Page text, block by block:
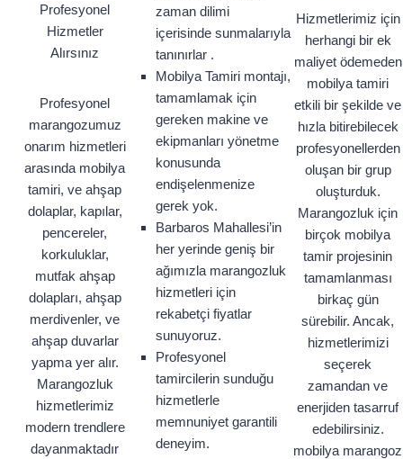
Profesyonel
Hizmetler
Alırsınız
Profesyonel
marangozumuz
onarım hizmetleri
arasında mobilya
tamiri, ve ahşap
dolaplar, kapılar,
pencereler,
korkuluklar,
mutfak ahşap
dolapları, ahşap
merdivenler, ve
ahşap duvarlar
yapma yer alır.
Marangozluk
hizmetlerimiz
modern trendlere
dayanmaktadır
zaman dilimi
içerisinde sunmalarıyla
tanınırlar .
Mobilya Tamiri montajı,
tamamlamak için
gereken makine ve
ekipmanları yönetme
konusunda
endişelenmenize
gerek yok.
Barbaros Mahallesi’in
her yerinde geniş bir
ağımızla marangozluk
hizmetleri için
rekabetçi fiyatlar
sunuyoruz.
Profesyonel
tamircilerin sunduğu
hizmetlerle
memnuniyet garantili
deneyim.
Hizmetlerimiz için
herhangi bir ek
maliyet ödemeden
mobilya tamiri
etkili bir şekilde ve
hızla bitirebilecek
profesyonellerden
oluşan bir grup
oluşturduk.
Marangozluk için
birçok mobilya
tamir projesinin
tamamlanması
birkaç gün
sürebilir. Ancak,
hizmetlerimizi
seçerek
zamandan ve
enerjiden tasarruf
edebilirsiniz.
mobilya marangoz